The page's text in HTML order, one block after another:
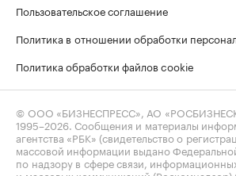
Пользовательское соглашение
Политика в отношении обработки
Политика обработки файлов cookie
© ООО «БИЗНЕСПРЕСС», АО
1995–2026 . Сообщения и материалы
агентства «РБК» (свидетельство о
массовой информации выдано
по надзору в сфере связи,